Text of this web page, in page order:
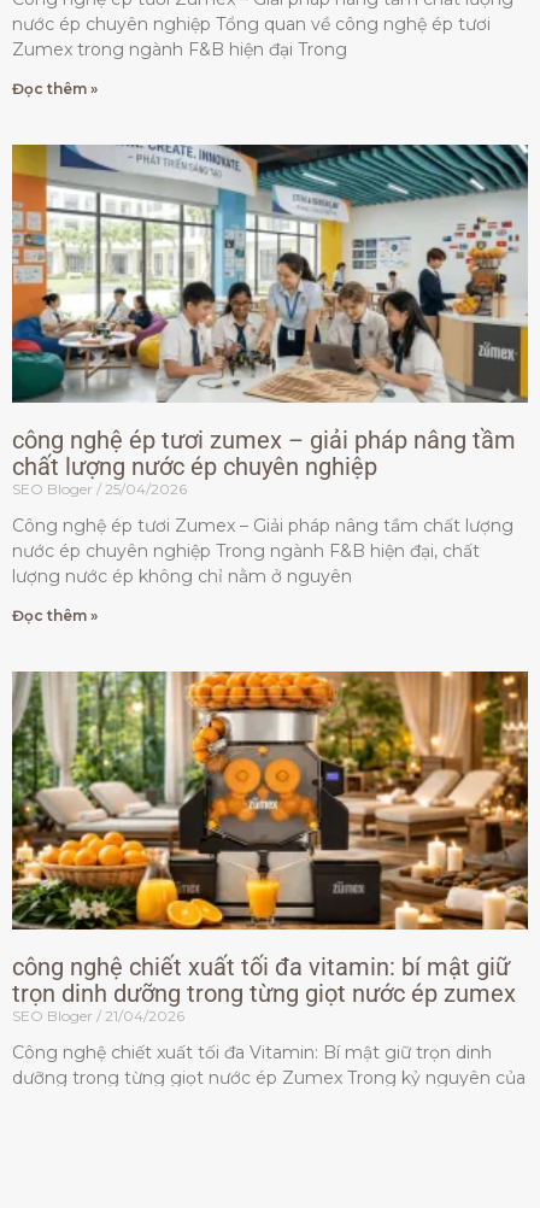
nước ép chuyên nghiệp Tổng quan về công nghệ ép tươi
Zumex trong ngành F&B hiện đại Trong
Đọc thêm »
công nghệ ép tươi zumex – giải pháp nâng tầm
chất lượng nước ép chuyên nghiệp
SEO Bloger 25/04/2026
Công nghệ ép tươi Zumex – Giải pháp nâng tầm chất lượng
nước ép chuyên nghiệp Trong ngành F&B hiện đại, chất
lượng nước ép không chỉ nằm ở nguyên
Đọc thêm »
công nghệ chiết xuất tối đa vitamin: bí mật giữ
trọn dinh dưỡng trong từng giọt nước ép zumex
SEO Bloger 21/04/2026
Công nghệ chiết xuất tối đa Vitamin: Bí mật giữ trọn dinh
dưỡng trong từng giọt nước ép Zumex Trong kỷ nguyên của